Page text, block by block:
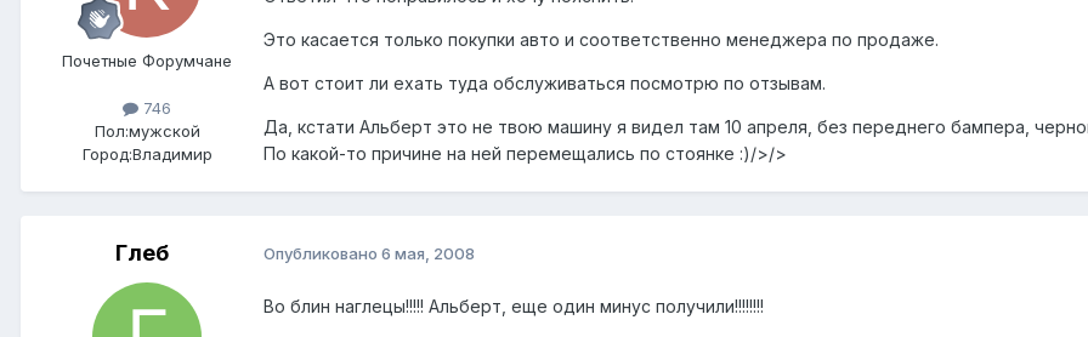
Почетные Форумчане
746
Пол:мужской
Город:Владимир
Это касается только покупки авто и соответственно менеджера по продаже.
А вот стоит ли ехать туда обслуживаться посмотрю по отзывам.
Да, кстати Альберт это не твою машину я видел там 10 апреля, без переднего бампера,
По какой-то причине на ней перемещались по стоянке :)/>/>
Глеб Опубликовано 6 мая, 2008
Во блин наглецы!!!!! Альберт, еще один минус получили!!!!!!!!